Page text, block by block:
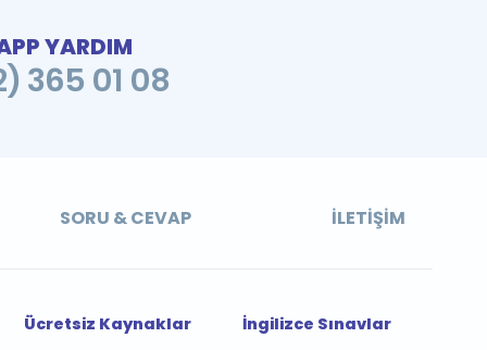
YARDIM
365 01 08
SORU & CEVAP İLETIŞIM
Ücretsiz Kaynaklar
İngilizce Sınavlar